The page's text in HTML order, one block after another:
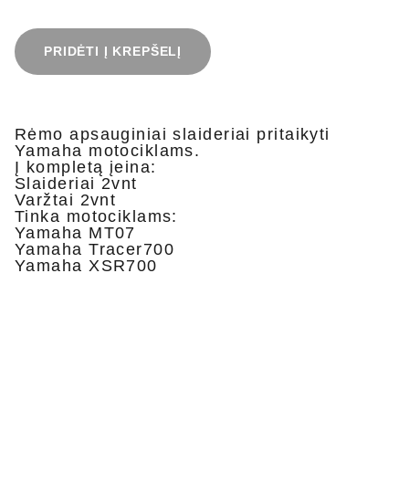
PRIDĖTI Į KREPŠELĮ
Rėmo apsauginiai slaideriai pritaikyti
Yamaha motociklams.
Į kompletą įeina:
Slaideriai 2vnt
Varžtai 2vnt
Tinka motociklams:
Yamaha MT07
Yamaha Tracer700
Yamaha XSR700